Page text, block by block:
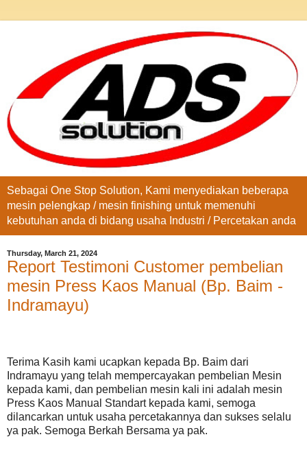
Sebagai One Stop Solution, Kami menyediakan beberapa
mesin pelengkap / mesin finishing untuk memenuhi
kebutuhan anda di bidang usaha Industri / Percetakan anda
Thursday, March 21, 2024
Report Testimoni Customer pembelian
mesin Press Kaos Manual (Bp. Baim -
Indramayu)
Terima Kasih kami ucapkan kepada Bp. Baim dari
Indramayu yang telah mempercayakan pembelian Mesin
kepada kami, dan pembelian mesin kali ini adalah mesin
Press Kaos Manual Standart kepada kami, semoga
dilancarkan untuk usaha percetakannya dan sukses selalu
ya pak. Semoga Berkah Bersama ya pak.